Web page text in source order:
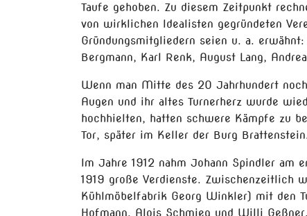
Taufe gehoben. Zu diesem Zeitpunkt
von wirklichen Idealisten gegründeten
Gründungsmitgliedern seien u. a.
Bergmann, Karl Renk, August Lang,
Wenn man Mitte des 20 Jahrhundert
Augen und ihr altes Turnerherz wurde
hochhielten, hatten schwere Kämpfe zu
Tor, später im Keller der Burg
Im Jahre 1912 nahm Johann Spindler am
1919 große Verdienste. Zwischenzeitlich
Kühlmöbelfabrik Georg Winkler) mit den
Hofmann, Alois Schmieg und Willi